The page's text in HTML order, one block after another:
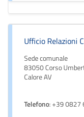
Ufficio Relazioni
Sede comunale
83050 Corso
Calore AV
Telefono: +39 0827